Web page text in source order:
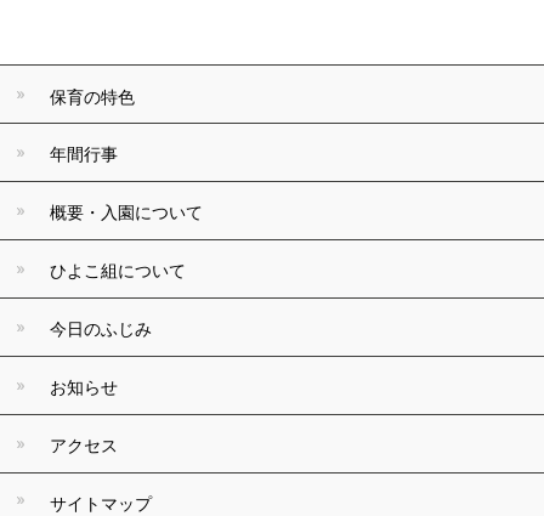
保育の特色
年間行事
概要・入園について
ひよこ組について
今日のふじみ
お知らせ
アクセス
サイトマップ